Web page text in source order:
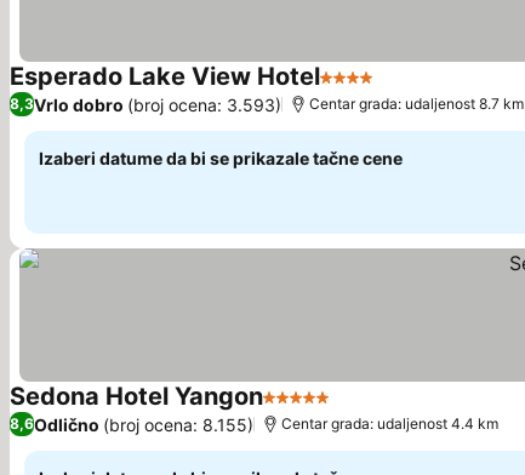
Esperado Lake View Hotel4 Zvezdice
8,3Vrlo dobro (broj ocena: 3.593) Centar grada: udaljenost 8.7 km
Izaberi datume da bi se prikazale tačne cene
Sedona Hotel Yangon5 Zvezdice
8,6Odlično (broj ocena: 8.155) Centar grada: udaljenost 4.4 km